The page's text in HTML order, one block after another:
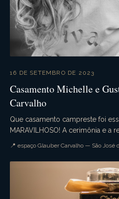
16 DE SETEMBRO DE 2023
Casamento Michelle e
Carvalho
Que casamento campreste foi
MARAVILHOSO! A cerimônia e a
📍 espaço Glauber Carvalho — São José